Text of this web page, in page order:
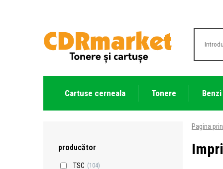
Cartuse cerneala Tonere
producător
TSC (104)
Pagina